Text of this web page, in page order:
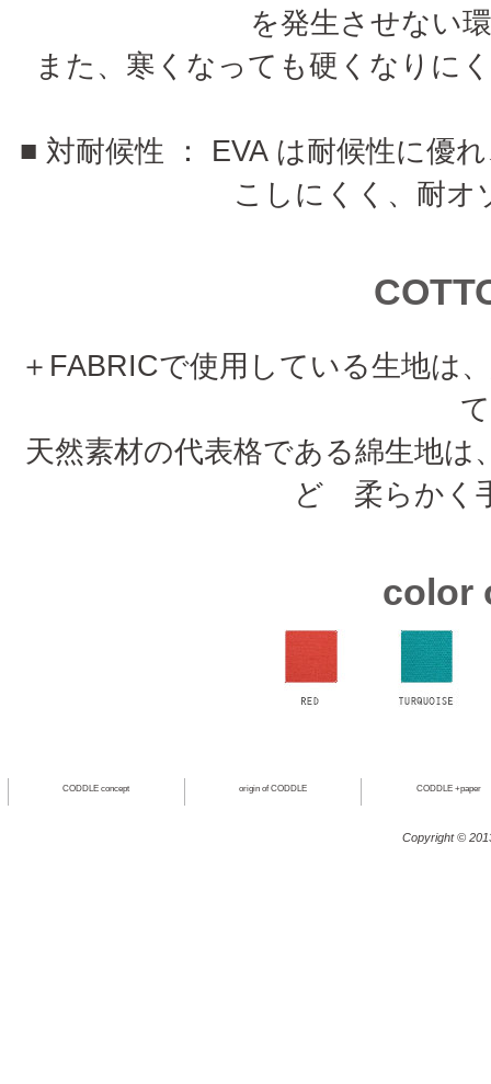
を発生させない
また、寒くなっても硬くなりに
■ 対耐候性 ： EVA は耐候性に優
こしにくく、耐オ
＋FABRICで使用している生地は
天然素材の代表格である綿生地
ど 柔らかく
color
CODDLE concept origin of CODDLE CODDLE +paper
Copyright ©